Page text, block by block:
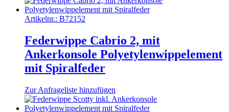
Artikelnr.: B72152
Federwippe Cabrio 2, mit
Ankerkonsole Polyetylenwippelement
mit Spiralfeder
Zur Anfrageliste hinzufügen